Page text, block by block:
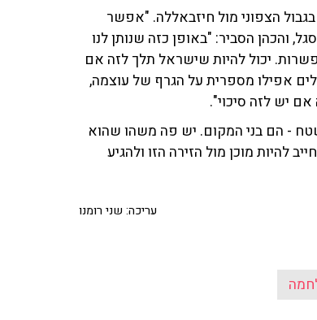
הצפוני מול חיזבאללה. "אפשר
והכהן הסביר: "באופן כזה שנותן לנו
יכול להיות שישראל תלך לזה אם
אפילו מספרית על הגרף של עוצמה,
יש לזה סיכוי".
את השטח - הם בני המקום. יש פה משהו שהוא
להיות מוכן מול הזירה הזו ולהגיע
עריכה: שני רומנו